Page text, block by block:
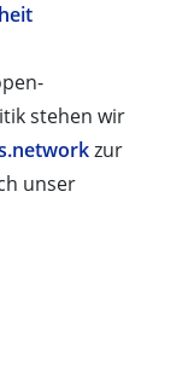
stehen wir
zur
unser